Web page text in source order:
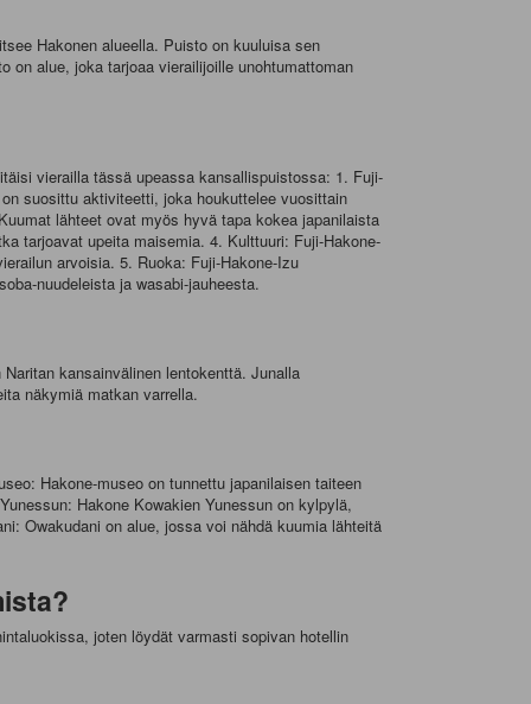
Hakonen alueella. Puisto on kuuluisa sen
on alue, joka tarjoaa vierailijoille unohtumattoman
vierailla tässä upeassa kansallispuistossa: 1. Fuji-
suosittu aktiviteetti, joka houkuttelee vuosittain
lähteet ovat myös hyvä tapa kokea japanilaista
tarjoavat upeita maisemia. 4. Kulttuuri: Fuji-Hakone-
arvoisia. 5. Ruoka: Fuji-Hakone-Izu
nuudeleista ja wasabi-jauheesta.
kansainvälinen lentokenttä. Junalla
näkymiä matkan varrella.
Hakone-museo on tunnettu japanilaisen taiteen
Hakone Kowakien Yunessun on kylpylä,
Owakudani on alue, jossa voi nähdä kuumia lähteitä
joten löydät varmasti sopivan hotellin